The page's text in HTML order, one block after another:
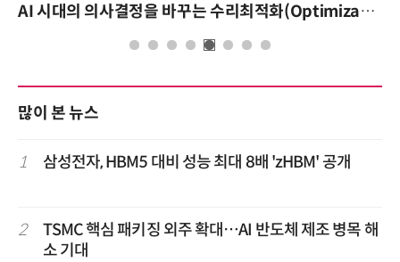
AI 시대의 의사결정을 바꾸는 수리최적화(Optimization): 실제 산업 적용 사례와 활용 전략
많이 본 뉴스
1 삼성전자, HBM5 대비 성능 최대 8배 'zHBM' 공개
2
TSMC 핵심 패키징 외주 확대…AI 반도체 제조 병목 해
소 기대